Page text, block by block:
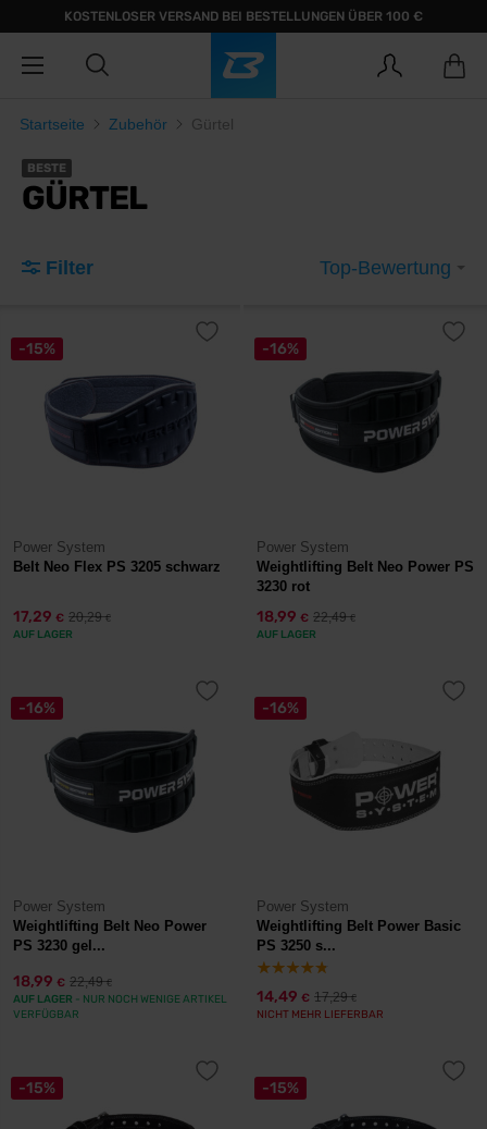
KOSTENLOSER VERSAND BEI BESTELLUNGEN ÜBER 100 €
Startseite Zubehör Gürtel
BESTE
GÜRTEL
Filter Top-Bewertung
-15%
Power System
Belt Neo Flex PS 3205 schwarz
17,29 € 20,29€
AUF LAGER
-16%
Power System
Weightlifting Belt Neo Power PS
3230 rot
18,99 € 22,49€
AUF LAGER
-16%
Power System
Weightlifting Belt Neo Power
PS 3230 gel...
18,99 € 22,49€
AUF LAGER - NUR NOCH WENIGE ARTIKEL
VERFÜGBAR
-16%
Power System
Weightlifting Belt Power Basic
PS 3250 s...
14,49 € 17,29€
NICHT MEHR LIEFERBAR
-15% -15%